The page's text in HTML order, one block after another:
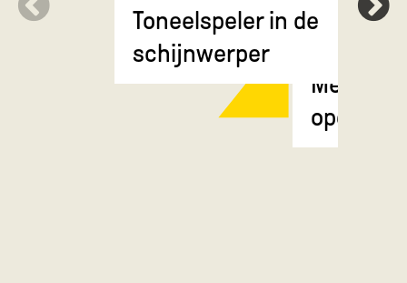
Toneelspeler in de
schijnwerper
Meisje